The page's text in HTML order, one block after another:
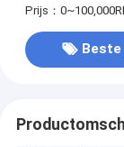
Prijs：